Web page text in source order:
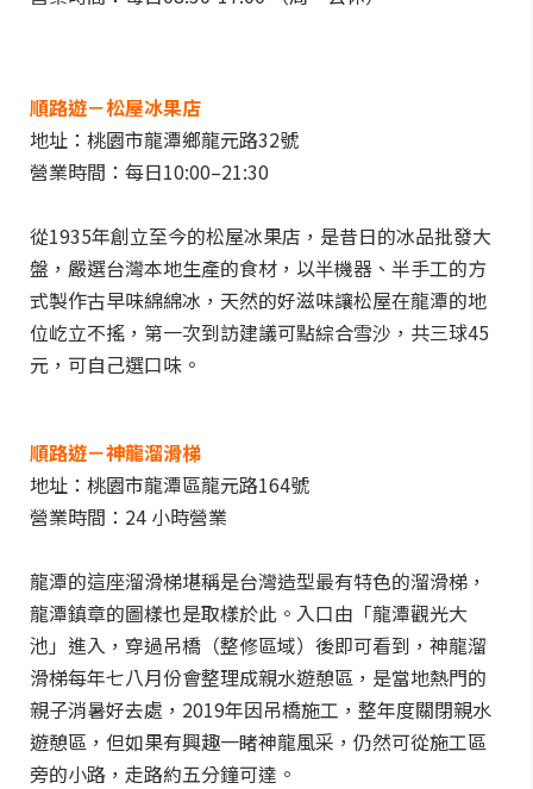
順路遊－松屋冰果店
地址：桃園市龍潭鄉龍元路32號
營業時間：每日10:00–21:30
從1935年創立至今的松屋冰果店，是昔日的冰品批發大
盤，嚴選台灣本地生產的食材，以半機器、半手工的方
式製作古早味綿綿冰，天然的好滋味讓松屋在龍潭的地
位屹立不搖，第一次到訪建議可點綜合雪沙，共三球45
元，可自己選口味。
順路遊－神龍溜滑梯
地址：桃園市龍潭區龍元路164號
營業時間：24 小時營業
龍潭的這座溜滑梯堪稱是台灣造型最有特色的溜滑梯，
龍潭鎮章的圖樣也是取樣於此。入口由「龍潭觀光大
池」進入，穿過吊橋（整修區域）後即可看到，神龍溜
滑梯每年七八月份會整理成親水遊憩區，是當地熱門的
親子消暑好去處，2019年因吊橋施工，整年度關閉親水
遊憩區，但如果有興趣一睹神龍風采，仍然可從施工區
旁的小路，走路約五分鐘可達。